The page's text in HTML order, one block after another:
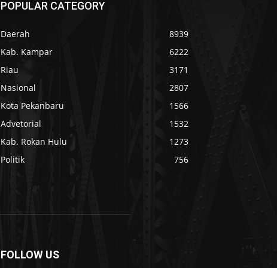
POPULAR CATEGORY
Daerah
8939
Kab. Kampar
6222
Riau
3171
Nasional
2807
Kota Pekanbaru
1566
Advetorial
1532
Kab. Rokan Hulu
1273
Politik
756
FOLLOW US